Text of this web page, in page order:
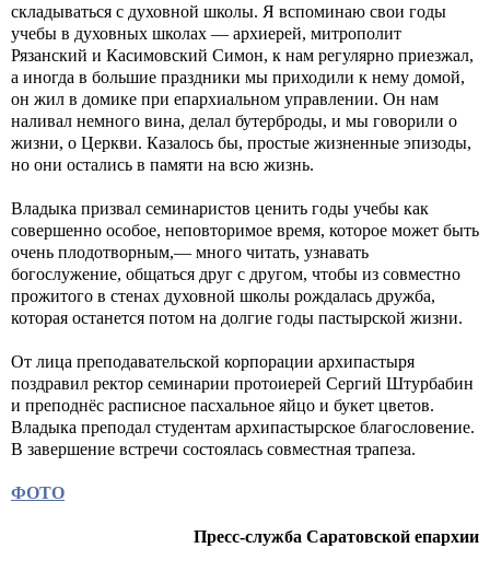
складываться с духовной школы. Я вспоминаю свои годы
учебы в духовных школах — архиерей, митрополит
Рязанский и Касимовский Симон, к нам регулярно приезжал,
а иногда в большие праздники мы приходили к нему домой,
он жил в домике при епархиальном управлении. Он нам
наливал немного вина, делал бутерброды, и мы говорили о
жизни, о Церкви. Казалось бы, простые жизненные эпизоды,
но они остались в памяти на всю жизнь.
Владыка призвал семинаристов ценить годы учебы как
совершенно особое, неповторимое время, которое может быть
очень плодотворным,— много читать, узнавать
богослужение, общаться друг с другом, чтобы из совместно
прожитого в стенах духовной школы рождалась дружба,
которая останется потом на долгие годы пастырской жизни.
От лица преподавательской корпорации архипастыря
поздравил ректор семинарии протоиерей Сергий Штурбабин
и преподнёс расписное пасхальное яйцо и букет цветов.
Владыка преподал студентам архипастырское благословение.
В завершение встречи состоялась совместная трапеза.
ФОТО
Пресс-служба Саратовской епархии